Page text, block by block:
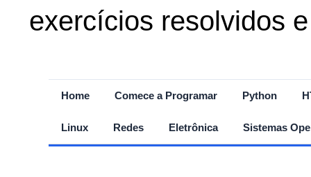
exercícios resolvidos
Home Comece a Programar Python
Linux Redes Eletrônica Sistemas